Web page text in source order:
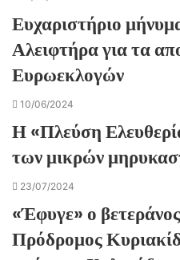
Ευχαριστήριο
Αλειφτήρα για τα
Ευρωεκλογών
10/06/2024
Η «Πλεύση
των μικρών
23/07/2024
«Έφυγε» ο
Πρόδρομος